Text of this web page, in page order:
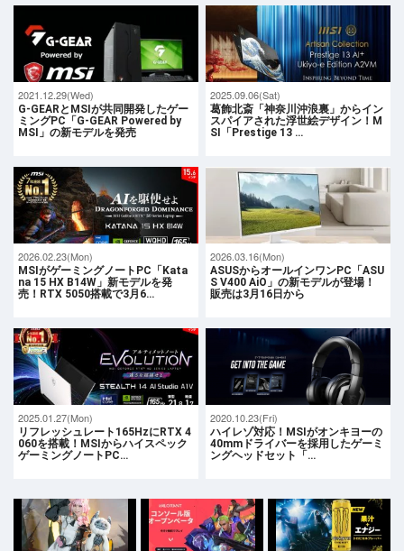
2021.12.29(Wed)
G-GEARとMSIが共同開発したゲー
ミングPC「G-GEAR Powered by
MSI」の新モデルを発売
2025.09.06(Sat)
葛飾北斎「神奈川沖浪裏」からイン
スパイアされた浮世絵デザイン！M
SI「Prestige 13 …
2026.02.23(Mon)
MSIがゲーミングノートPC「Kata
na 15 HX B14W」新モデルを発
売！RTX 5050搭載で3月6…
2026.03.16(Mon)
ASUSからオールインワンPC「ASU
S V400 AiO」の新モデルが登場！
販売は3月16日から
2025.01.27(Mon)
リフレッシュレート165HzにRTX 4
060を搭載！MSIからハイスペック
ゲーミングノートPC…
2020.10.23(Fri)
ハイレゾ対応！MSIがオンキヨーの
40mmドライバーを採用したゲーミ
ングヘッドセット「…